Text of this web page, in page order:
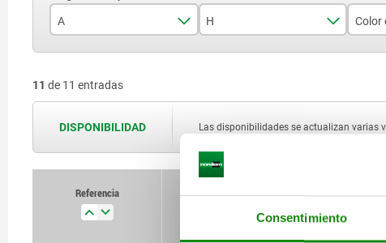
Consentimiento
A
26
30
45
H
7
11 de 11 entradas
DISPONIBILIDAD Las disponibilidades se actualizan varias
Referencia